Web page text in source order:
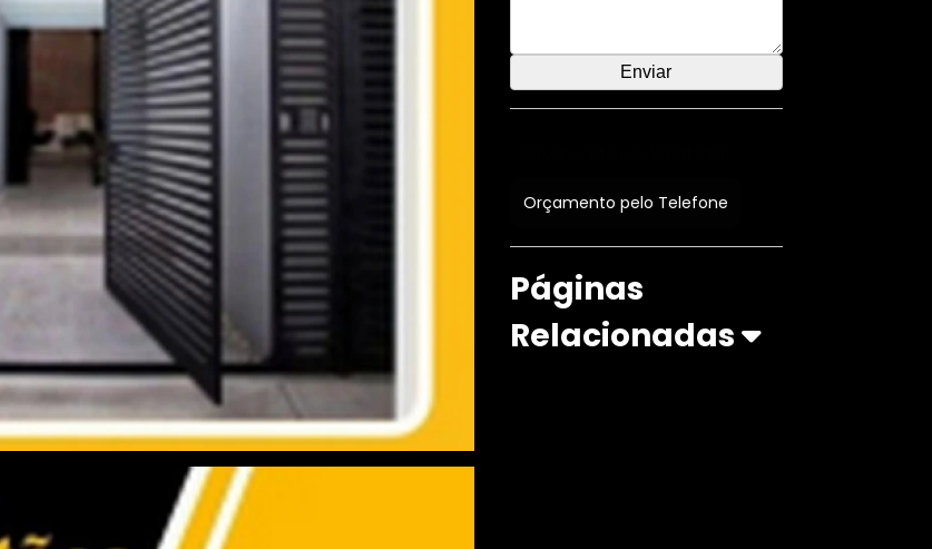
Orçamento pelo Telefone
Páginas
Relacionadas